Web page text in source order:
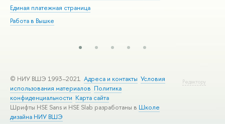
Единая платежная страница
Работа в Вышке
Редактору
© НИУ ВШЭ 1993–2021 Адреса и контакты Условия
использования материалов Политика
конфиденциальности Карта сайта
Шрифты HSE Sans и HSE Slab разработаны в Школе
дизайна НИУ ВШЭ